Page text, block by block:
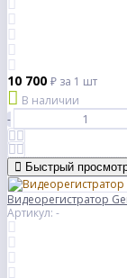
10 700 ₽ за 1 шт
В наличии
-
Быстрый
Видеорегистратор
Артикул: -